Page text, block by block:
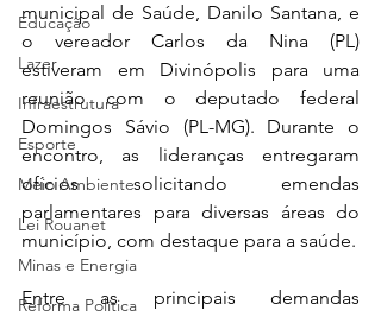
Educação
Lazer
Infraestrutura
Esporte
Meio Ambiente
Lei Rouanet
Minas e Energia
Reforma Política
municipal de Saúde, Danilo Santana, e
o vereador Carlos da Nina (PL)
estiveram em Divinópolis para uma
reunião com o deputado federal
Domingos Sávio (PL-MG). Durante o
encontro, as lideranças entregaram
ofícios solicitando emendas
parlamentares para diversas áreas do
município, com destaque para a saúde.
Entre as principais demandas